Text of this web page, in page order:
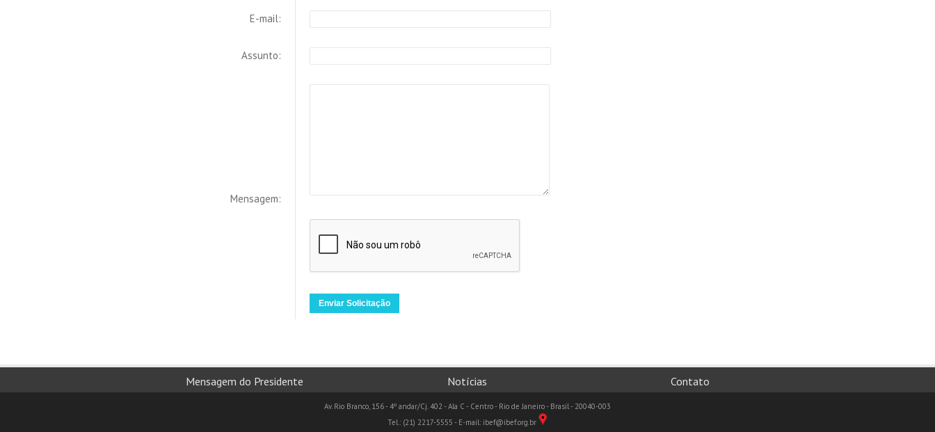
E-mail:
Assunto:
Mensagem:
Mensagem do Presidente Notícias Contato
Av. Rio Branco, 156 - 4º andar/Cj. 402 - Ala C - Centro - Rio de Janeiro - Brasil - 20040-003
Tel.: (21) 2217-5555 - E-mail: ibef@ibef.org.br